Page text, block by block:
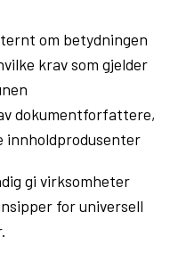
om betydningen
krav som gjelder
dokumentforfattere,
innholdprodusenter
gi virksomheter
for universell